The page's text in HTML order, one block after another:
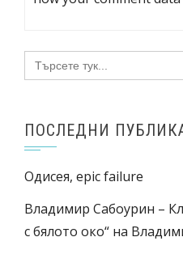
Search
for:
ПОСЛЕДНИ
Одисея, epic failure
Владимир Сабоурин –
с бялото око“ на